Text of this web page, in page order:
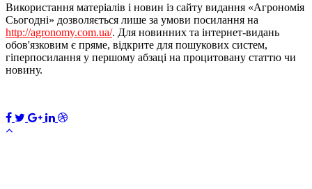
Використання матеріалів і новин із сайту видання «Агрономія
Сьогодні» дозволяється лише за умови посилання на
http://agronomy.com.ua/. Для новинних та інтернет-видань
обов'язковим є пряме, відкрите для пошукових систем,
гіперпосилання у першому абзаці на процитовану статтю чи
новину.